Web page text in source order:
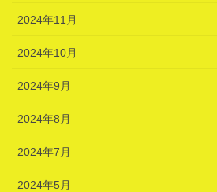
2024年11月
2024年10月
2024年9月
2024年8月
2024年7月
2024年5月